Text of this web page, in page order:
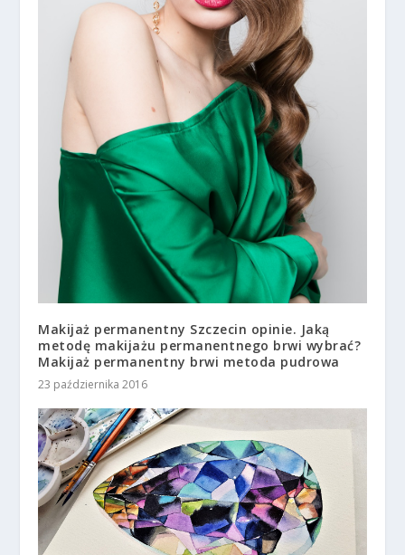
Makijaż permanentny Szczecin opinie. Jaką
metodę makijażu permanentnego brwi wybrać?
Makijaż permanentny brwi metoda pudrowa
23 października 2016